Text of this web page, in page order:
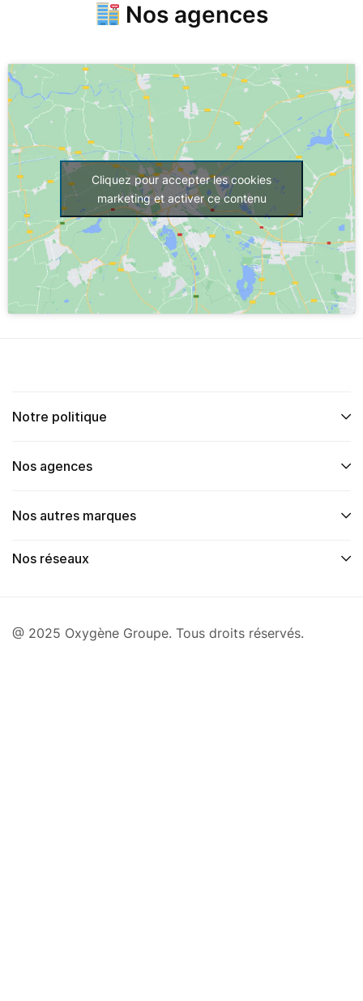
Nos agences
Cliquez pour accepter les cookies
marketing et activer ce contenu
Notre politique
Nos agences
Nos autres marques
Nos réseaux
@ 2025 Oxygène Groupe. Tous droits réservés.